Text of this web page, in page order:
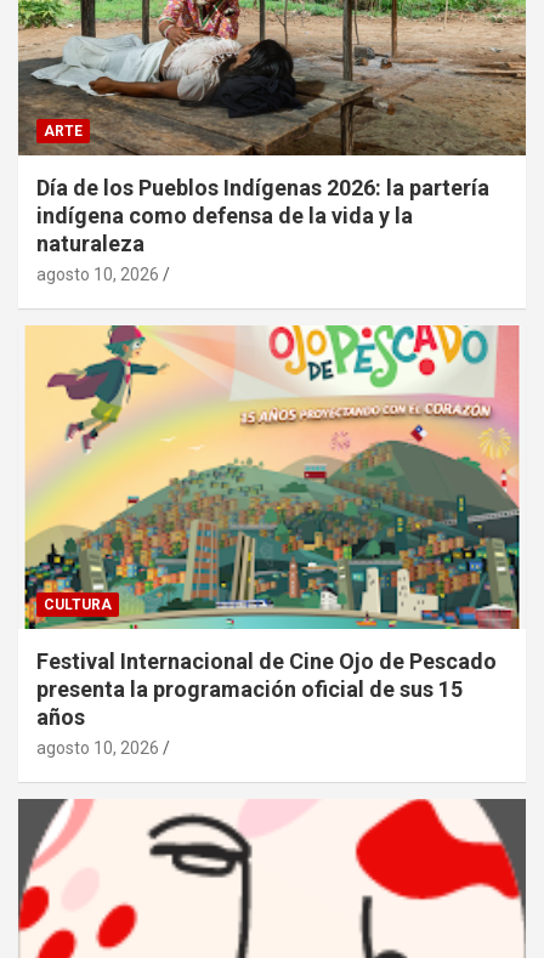
ARTE
Día de los Pueblos Indígenas 2026: la partería
indígena como defensa de la vida y la
naturaleza
agosto 10, 2026
CULTURA
Festival Internacional de Cine Ojo de Pescado
presenta la programación oficial de sus 15
años
agosto 10, 2026